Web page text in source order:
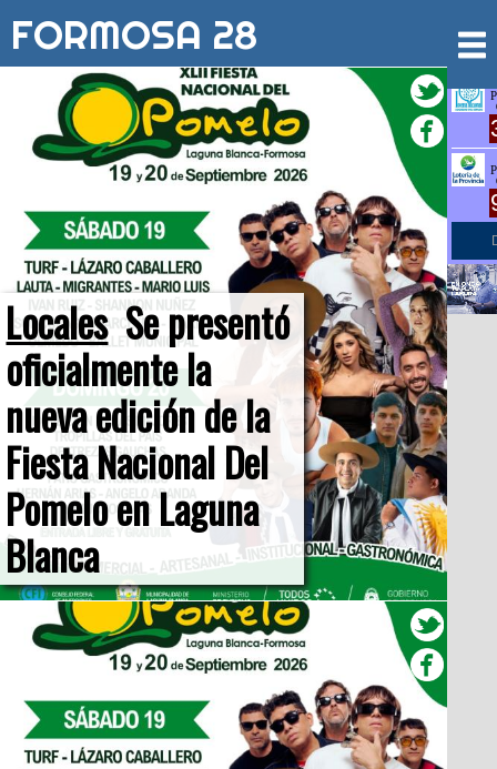
FORMOSA 28
LocalesSe presentó
oficialmente la
nueva edición de la
Fiesta Nacional Del
Pomelo en Laguna
Blanca